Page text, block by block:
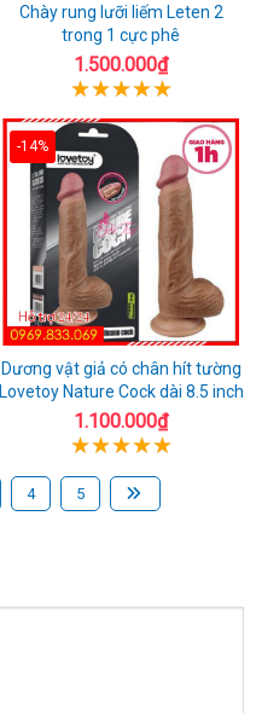
Chày rung lưỡi liếm Leten 2
trong 1 cực phê
1.500.000₫
-14%
Dương vật giả có chân hít tường
Lovetoy Nature Cock dài 8.5 inch
1.100.000₫
4 5